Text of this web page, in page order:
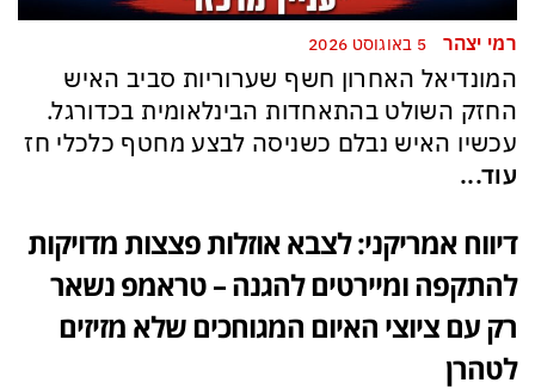
רמי יצהר
המונדיאל האחרון חשף שערוריות סביב האיש
החזק השולט בהתאחדות הבינלאומית בכדורגל.
עכשיו האיש נבלם כשניסה לבצע מחטף כלכלי חז
עוד...
דיווח אמריקני: לצבא אוזלות פצצות מדויקות
להתקפה ומיירטים להגנה – טראמפ נשאר
רק עם ציוצי האיום המגוחכים שלא מזיזים
לטהרן